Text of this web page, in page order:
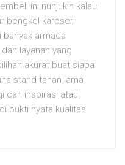
ini nunjukin kalau
bengkel karoseri
armada
layanan yang
akurat buat siapa
stand tahan lama
cari inspirasi atau
bukti nyata kualitas